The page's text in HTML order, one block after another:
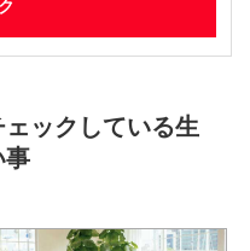
ックしている生
事